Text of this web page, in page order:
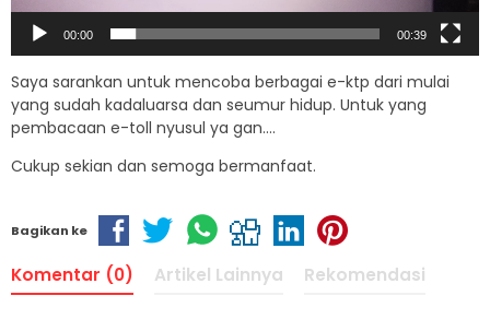
00:00 00:39
Saya sarankan untuk mencoba berbagai e-ktp dari mulai
yang sudah kadaluarsa dan seumur hidup. Untuk yang
pembacaan e-toll nyusul ya gan….
Cukup sekian dan semoga bermanfaat.
Bagikan ke
Komentar (0) Artikel Lainnya Rekomendasi